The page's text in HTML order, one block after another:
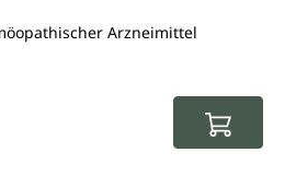
Arzneimittel